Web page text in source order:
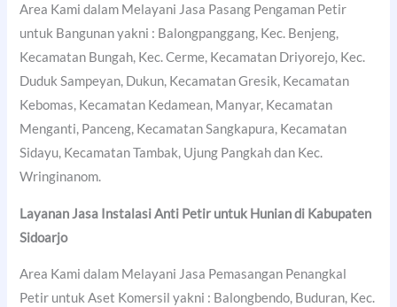
Area Kami dalam Melayani Jasa Pasang Pengaman Petir
untuk Bangunan yakni : Balongpanggang, Kec. Benjeng,
Kecamatan Bungah, Kec. Cerme, Kecamatan Driyorejo, Kec.
Duduk Sampeyan, Dukun, Kecamatan Gresik, Kecamatan
Kebomas, Kecamatan Kedamean, Manyar, Kecamatan
Menganti, Panceng, Kecamatan Sangkapura, Kecamatan
Sidayu, Kecamatan Tambak, Ujung Pangkah dan Kec.
Wringinanom.
Layanan Jasa Instalasi Anti Petir untuk Hunian di Kabupaten
Sidoarjo
Area Kami dalam Melayani Jasa Pemasangan Penangkal
Petir untuk Aset Komersil yakni : Balongbendo, Buduran, Kec.